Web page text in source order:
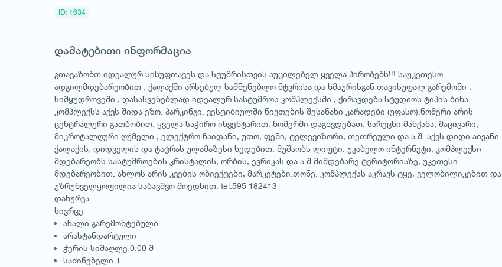
ID: 1634
დამატებითი ინფორმაცია
გთავაზობთ იდეალურ სისუფთავეს და სტუმრისთვის აუცილებელ ყველა პირობებს!!! საუკეთესო
ადგილმდებარეობით , ქალაქში არსებულ სამშენებლო მტვრისა და ხმაურისგან თავისუფალ გარემოში ,
სიმყუდროვეში , დასასვენებლად იდეალურ სასტუმროს კომპლექსში , ქირავდება სტუდიოს ტიპის ბინა.
კომპლექსს აქვს შიდა ეზო. პარკინგი. ვესტიბიულში ნივთების შესანახი კარადები (უფასო).ნომერი არის
ცენტრალური გათბობით. ყველა საჭირო ინვენტარით. ნომერში დაგხვდებათ: სარეცხი მანქანა, მაცივარი,
მიკროტალღური ღუმელი , ელექტრო ჩაიდანი, უთო, ფენი, ტელევიზორი, თეთრეული და ა.შ. აქვს დიდი აივანი
ქალაქის, დიდველის და ტატრას ულამაზესი ხედებით. მუშაობს ლიფტი. უკაბელო ინტერნეტი. კომპლექსი
მდებარეობს სასტუმროების კრისტალის, ორბის, ევრიკას და ა.შ მიმდებარე ტერიტორიაზე, უკეთესი
მდებარეობით. ახლოს არის კვების ობიექტები, მარკეტები.თონე. კომპლექსს აკრავს ტყე, ველობილიკებით და
უზრუნველყოფილია საბავშვო მოედნით. tel:595 182413
დახურვა
სივრცე
ახალი გარემონტებული
არასტანდარტული
ჭერის სიმაღლე 0.00 მ
საძინებელი 1